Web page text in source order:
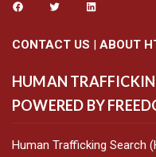
CONTACT US | ABOUT
HUMAN
POWERED BY
Human Trafficking Search